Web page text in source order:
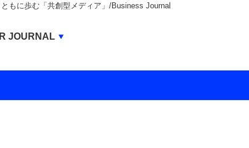
もに歩む「共創型メディア」/Business Journal
JOURNAL
JOURNAL